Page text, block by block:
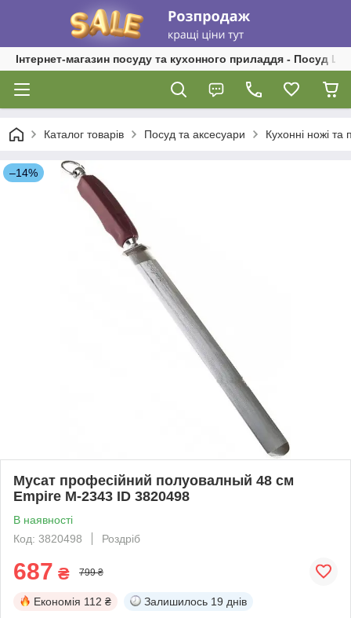
Інтернет-магазин посуду та кухонного приладдя - Посуд
Каталог товарів Посуд та аксесуари Кухонні ножі та
–14%
Мусат професійний полуовалный 48 см
Empire М-2343 ID 3820498
В наявності
Код: 3820498
Роздріб
687 ₴ 799 ₴
Економія 112 ₴ Залишилось 19 днів